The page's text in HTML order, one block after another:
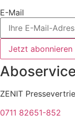
E-Mail
Jetzt abonnieren
ZENIT
0711 82651-852